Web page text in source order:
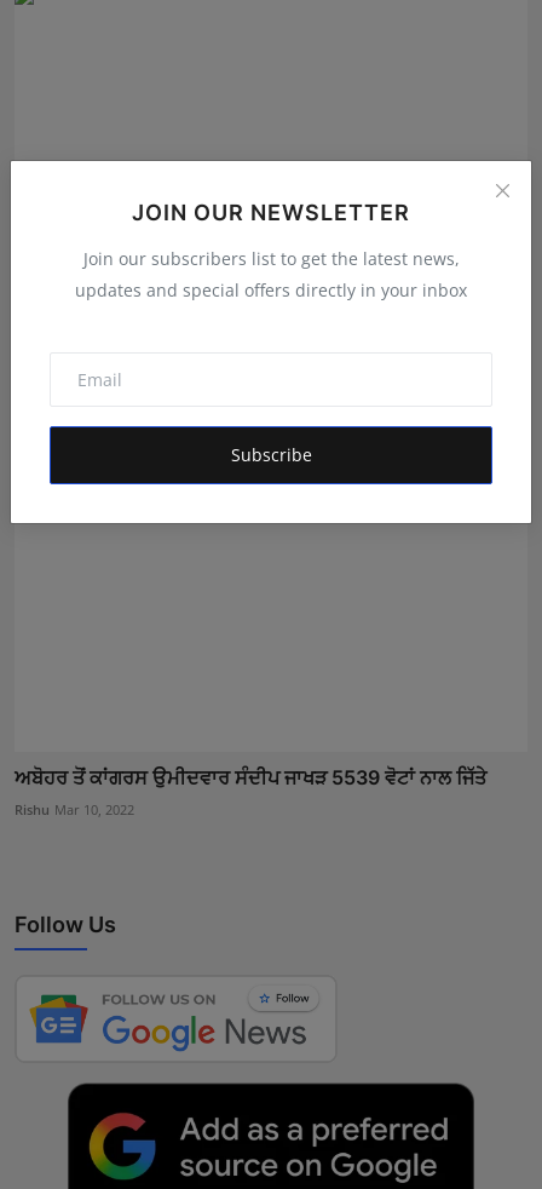
JOIN OUR NEWSLETTER
Join our subscribers list to get the latest news,
updates and special offers directly in your inbox
Subscribe
ਕੇਵਾਈਸੀ...
Shivam Madaan
ਅਬੋਹਰ ਤੋਂ ਕਾਂਗਰਸ ਉਮੀਦਵਾਰ ਸੰਦੀਪ ਜਾਖੜ 5539 ਵੋਟਾਂ ਨਾਲ ਜਿੱਤੇ
Rishu Mar 10, 2022
Follow Us